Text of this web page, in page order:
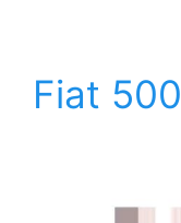
Fiat 500